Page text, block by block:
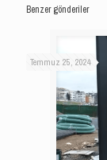
Benzer gönderiler
Temmuz 25, 2024